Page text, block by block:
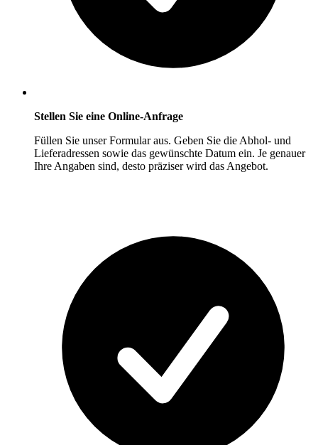
Stellen Sie eine Online-Anfrage
Füllen Sie unser Formular aus. Geben Sie die Abhol- und
Lieferadressen sowie das gewünschte Datum ein. Je genauer
Ihre Angaben sind, desto präziser wird das Angebot.